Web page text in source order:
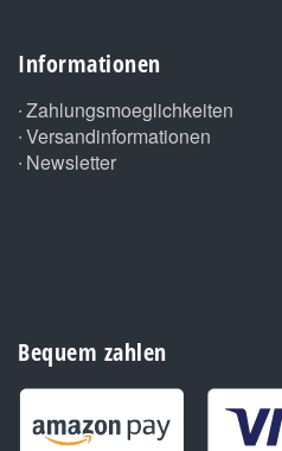
Informationen
Zahlungsmoeglichkeiten
Versandinformationen
Newsletter
Bequem zahlen